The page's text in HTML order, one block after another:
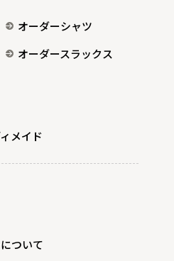
オーダーシャツ
オーダースラックス
メイド
ついて